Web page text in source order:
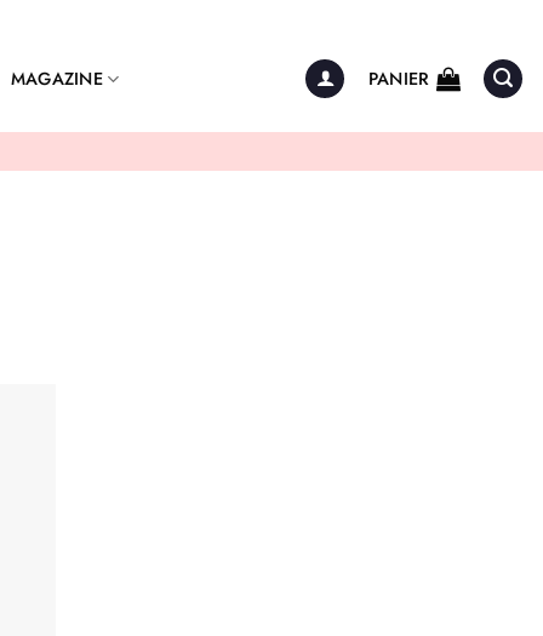
MAGAZINE PANIER